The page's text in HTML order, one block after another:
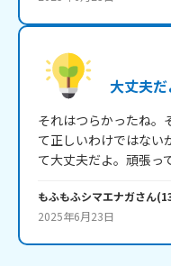
大丈夫だ
それはつらかったね。
て正しいわけではない
て大丈夫だよ。頑張っ
もふもふシマエナガさん(
2025年6月23日